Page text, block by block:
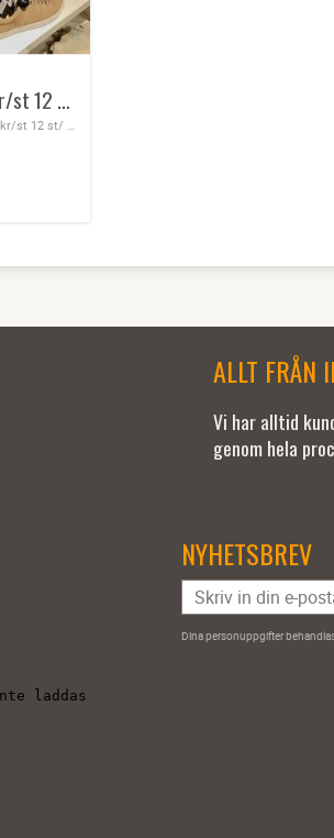
Menyställ A4 39 kr/st 12 st/fp
Menyställ A4 Stående 39 kr/st 12 st/ förpackning ​
ALLT FRÅN
Vi har alltid
genom hela
NYHETSBREV
Dina personuppgifter